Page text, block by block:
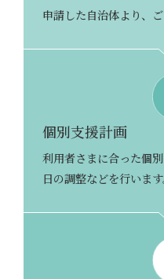
申請した自治体より、
個別支援計画
利用者さまに合った個
日の調整などを行います